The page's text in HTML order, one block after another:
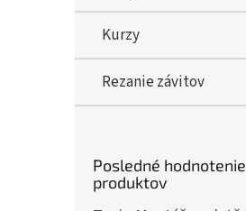
Kurzy
Rezanie závitov
Posledné hodnotenie
produktov